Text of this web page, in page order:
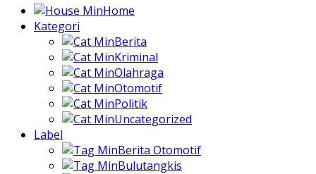
Home
Kategori
Berita
Kriminal
Olahraga
Otomotif
Politik
Uncategorized
Label
Berita Otomotif
Bulutangkis